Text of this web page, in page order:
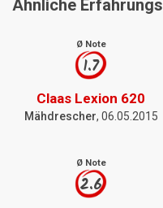
Ähnliche
Ø Note
1.7
Claas Lexion 620
Mähdrescher, 06.05.2015
Ø Note
2.6